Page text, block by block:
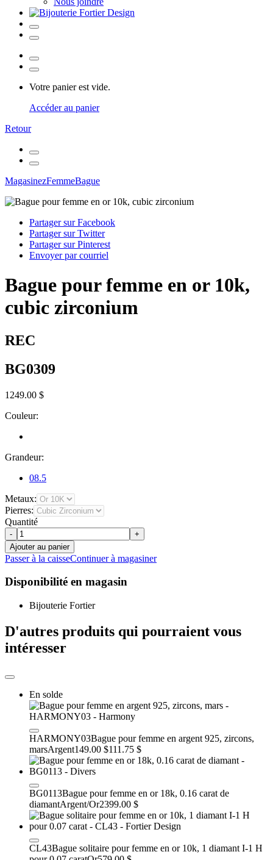
Votre panier est vide.
Accéder au panier
Retour
MagasinezFemmeBague
Partager sur Facebook
Partager sur Twitter
Partager sur Pinterest
Envoyer par courriel
Bague pour femme en or 10k,
cubic zirconium
REC
BG0309
1249.00 $
Couleur:
Grandeur:
08.5
Metaux:
Pierres:
Quantité
-
+
Ajouter au panier
Passer à la caisseContinuer à magasiner
Disponibilité en magasin
Bijouterie Fortier
D'autres produits qui pourraient vous
intéresser
En solde
HARMONY03Bague pour femme en argent 925, zircons,
marsArgent149.00 $111.75 $
BG0113Bague pour femme en or 18k, 0.16 carat de
diamantArgent/Or2399.00 $
CL43Bague solitaire pour femme en or 10k, 1 diamant I-1 H